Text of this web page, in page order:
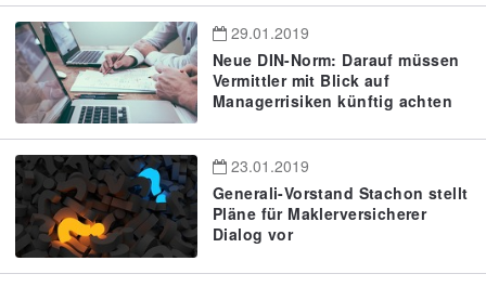
29.01.2019
Neue DIN-Norm: Darauf müssen
Vermittler mit Blick auf
Managerrisiken künftig achten
23.01.2019
Generali-Vorstand Stachon stellt
Pläne für Maklerversicherer
Dialog vor